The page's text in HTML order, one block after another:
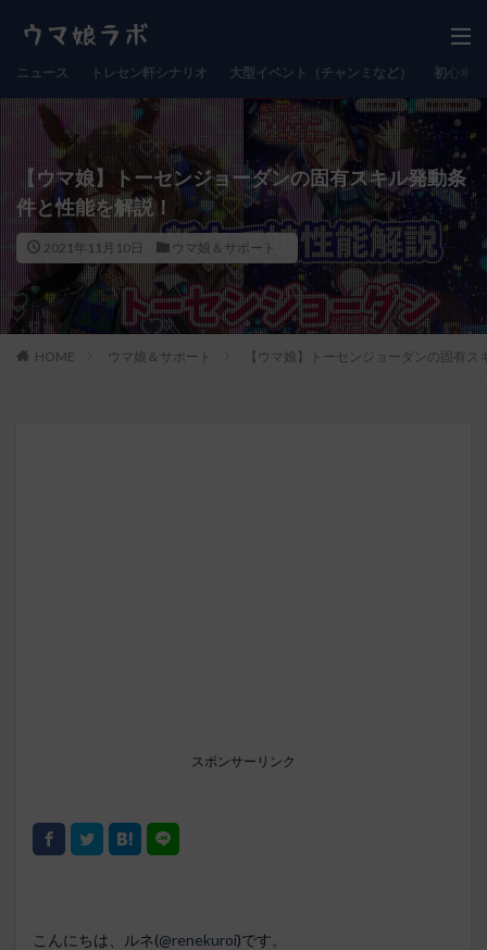
ニュース トレセン軒シナリオ 大型イベント（チャンミなど） 初心者
【ウマ娘】トーセンジョーダンの固有スキル発動条
件と性能を解説！
2021年11月10日 ウマ娘＆サポート
HOME ウマ娘＆サポート 【ウマ娘】トーセンジョーダンの固有
スポンサーリンク
こんにちは、ルネ(@renekuroi)です。